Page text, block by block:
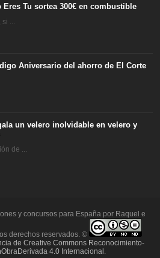
Tu sortea 300€ en combustible
si ...
Aniversario del ahorro de El Corte
un velero inolvidable en velero y
de ...
y concursos para España por Raquel e
derechos reservados. ©
de Creative Commons Reconocimiento-
4.0 Internacional .